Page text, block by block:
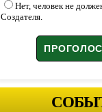
Нет, человек не
Создателя.